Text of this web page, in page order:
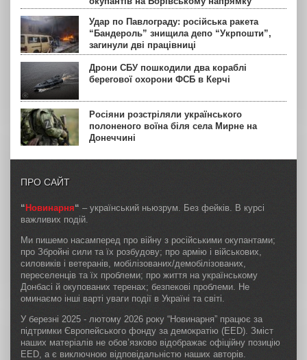
Удар по Павлограду: російська ракета
“Бандероль” знищила депо “Укрпошти”,
загинули дві працівниці
Дрони СБУ пошкодили два кораблі
берегової охорони ФСБ в Керчі
Росіяни розстріляли українського
полоненого воїна біля села Мирне на
Донеччині
ПРО САЙТ
“Новинарня“ – український ньюзрум. Без фейків. В курсі
важливих подій.
Ми пишемо насамперед про війну з російськими окупантами;
про Збройні сили та їх розбудову; про армію і військових,
силовиків і ветеранів, мобілізованих/демобілізованих,
переселенців та їх проблеми; про життя на українському
Донбасі й окупованих теренах; безпекові проблеми. Не
оминаємо інші варті уваги події в Україні та світі.
У березні 2025 - лютому 2026 року “Новинарня” працює за
підтримки Європейського фонду за демократію (EED). Зміст
наших матеріалів не обов’язково відображає офіційну позицію
EED, а є виключною відповідальністю наших авторів.